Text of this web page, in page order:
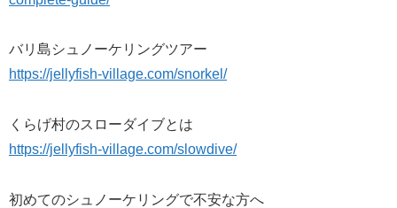
バリ島シュノーケリングツアー
https://jellyfish-village.com/snorkel/
くらげ村のスローダイブとは
https://jellyfish-village.com/slowdive/
初めてのシュノーケリングで不安な方へ